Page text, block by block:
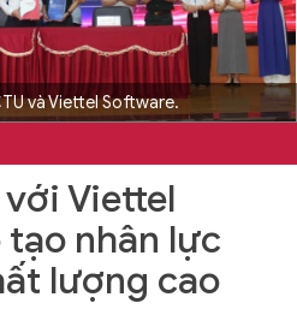
và Viettel Software.
Viettel
nhân lực
lượng cao